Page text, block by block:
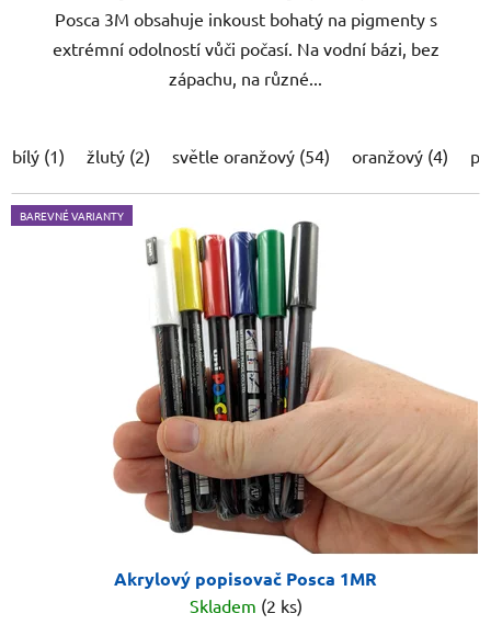
Posca 3M obsahuje inkoust bohatý na pigmenty s
extrémní odolností vůči počasí. Na vodní bázi, bez
zápachu, na různé...
bílý (1) žlutý (2) světle oranžový (54) oranžový (4)
BAREVNÉ VARIANTY
Akrylový popisovač Posca 1MR
Skladem (2 ks)